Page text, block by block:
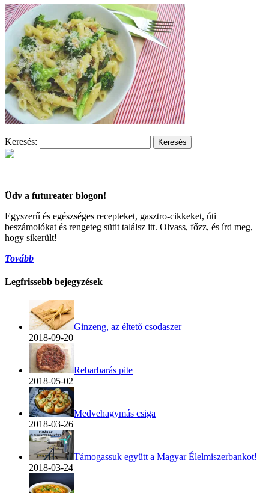
Keresés:
Üdv a futureater blogon!
Egyszerű és egészséges recepteket, gasztro-cikkeket, úti
beszámolókat és rengeteg sütit találsz itt. Olvass, főzz, és írd meg,
hogy sikerült!
Tovább
Legfrissebb bejegyzések
Ginzeng, az éltető csodaszer
2018-09-20
Rebarbarás pite
2018-05-02
Medvehagymás csiga
2018-03-26
Támogassuk együtt a Magyar Élelmiszerbankot!
2018-03-24